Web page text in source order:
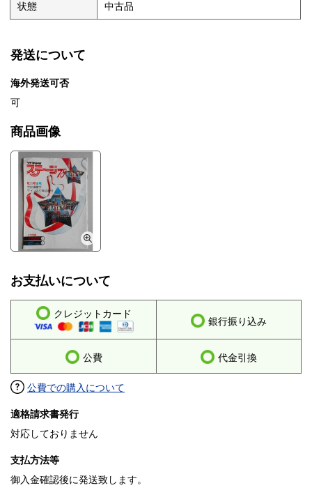
状態 中古品
発送について
海外発送可否
可
商品画像
お支払いについて
クレジットカード
銀行振り込み
公費 代金引換
公費での購入について
適格請求書発行
対応しておりません
支払方法等
御入金確認後に発送致します。